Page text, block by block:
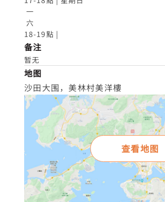
一
六
18-19點 |
备注
暂无
地图
沙田大围，美林村美洋樓
查看地图